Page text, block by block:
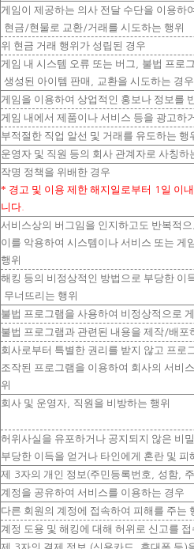
게임이 제공하는 의사 전달 수단을 이용하
현금 /현물로 교환/거래를 시도하는 행위
위 현금 거래 행위가 성립된 경우
게임 내 시스템 오류 또는 버그
불법 프로
생성된 아이템 판매
교환을 시도하는 경우
게임을 이용하여 상업적인 홍보나 정보를
게임 내에서 제품이나 서비스 등을 광고하
부적절한 직업 알선 및 거래를 유도하는 행
운영자 및 직원 등의 회사 관계자로 사칭하
작명 정책을 위배한 경우
* 경고 및 이용 제한 해지일로부터 1 일 이
니다
서비스상의 버그임을 인지하고도 반복적
이를 악용하여 시스템이나 서비스 또는 게
행위
해킹 등의 비정상적인 방법으로 부당한 이
무너뜨리는 행위
불법 프로그램을 사용하여 비정상적으로
불법 프로그램과 관련된 내용을 제작/배포
회사로부터 특별한 권리를 받지 않고 프로
조작된 프로그램을 이용하여 회사의 서비
위
회사 및 운영자 직원을 비방하는 행위
허위사실을 유포하거나 공지되지 않은 비
부당한 이득을 얻거나 타인에게 혼란 및 피
제 3자의 개인 정보(주민등록번호 성함
계정을 공유하여 서비스를 이용하는 경우
다른 회원의 계정에 접속하여 피해를 주는
계정 도용 및 해킹에 대해 허위로 신고를